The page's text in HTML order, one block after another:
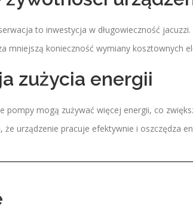
to inwestycja w długowieczność jacuzzi.
mniejszą konieczność wymiany kosztownych
zużycia energii
pompy mogą zużywać więcej energii, co
że urządzenie pracuje efektywnie i oszczędza